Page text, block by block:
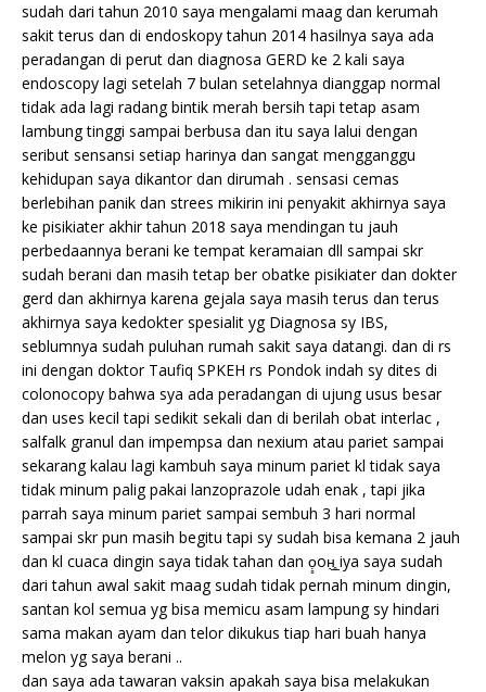
sudah dari tahun 2010 saya mengalami maag dan kerumah
sakit terus dan di endoskopy tahun 2014 hasilnya saya ada
peradangan di perut dan diagnosa GERD ke 2 kali saya
endoscopy lagi setelah 7 bulan setelahnya dianggap normal
tidak ada lagi radang bintik merah bersih tapi tetap asam
lambung tinggi sampai berbusa dan itu saya lalui dengan
seribut sensansi setiap harinya dan sangat mengganggu
kehidupan saya dikantor dan dirumah . sensasi cemas
berlebihan panik dan strees mikirin ini penyakit akhirnya saya
ke pisikiater akhir tahun 2018 saya mendingan tu jauh
perbedaannya berani ke tempat keramaian dll sampai skr
sudah berani dan masih tetap ber obatke pisikiater dan dokter
gerd dan akhirnya karena gejala saya masih terus dan terus
akhirnya saya kedokter spesialit yg Diagnosa sy IBS,
seblumnya sudah puluhan rumah sakit saya datangi. dan di rs
ini dengan doktor Taufiq SPKEH rs Pondok indah sy dites di
colonocopy bahwa sya ada peradangan di ujung usus besar
dan uses kecil tapi sedikit sekali dan di berilah obat interlac ,
salfalk granul dan impempsa dan nexium atau pariet sampai
sekarang kalau lagi kambuh saya minum pariet kl tidak saya
tidak minum palig pakai lanzoprazole udah enak , tapi jika
parrah saya minum pariet sampai sembuh 3 hari normal
sampai skr pun masih begitu tapi sy sudah bisa kemana 2 jauh
dan kl cuaca dingin saya tidak tahan dan ọ̥oн̲̣̣̣̥ iya saya sudah
dari tahun awal sakit maag sudah tidak pernah minum dingin,
santan kol semua yg bisa memicu asam lampung sy hindari
sama makan ayam dan telor dikukus tiap hari buah hanya
melon yg saya berani ..
dan saya ada tawaran vaksin apakah saya bisa melakukan